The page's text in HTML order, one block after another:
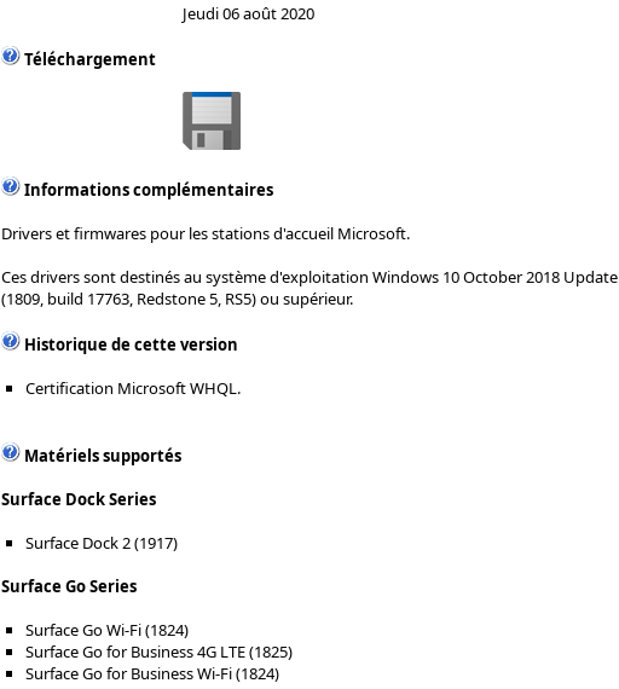
Jeudi 06 août 2020
Téléchargement
Informations complémentaires
Drivers et firmwares pour les stations d'accueil Microsoft.
Ces drivers sont destinés au système d'exploitation Windows 10 October 2018 Update
(1809, build 17763, Redstone 5, RS5) ou supérieur.
Historique de cette version
Certification Microsoft WHQL.
Matériels supportés
Surface Dock Series
Surface Dock 2 (1917)
Surface Go Series
Surface Go Wi-Fi (1824)
Surface Go for Business 4G LTE (1825)
Surface Go for Business Wi-Fi (1824)